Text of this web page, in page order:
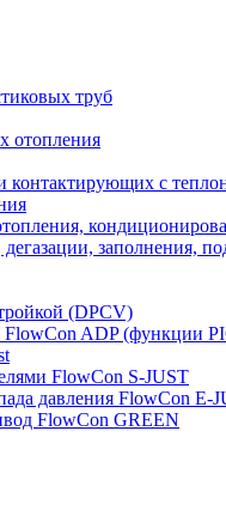
труб
отопления
контактирующих с
заполнения,
(DPCV)
FlowСon ADP (функции
FlowСon S-JUST
давления FlowСon E-
FlowСon GREEN